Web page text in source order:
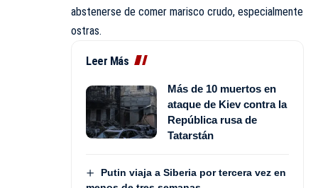
abstenerse de comer marisco crudo, especialmente
ostras.
Leer Más
Más de 10 muertos en
ataque de Kiev contra la
República rusa de
Tatarstán
Putin viaja a Siberia por tercera vez en